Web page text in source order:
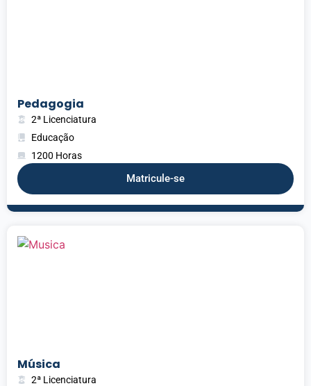
Pedagogia
2ª Licenciatura
Educação
1200 Horas
Matricule-se
Música
2ª Licenciatura